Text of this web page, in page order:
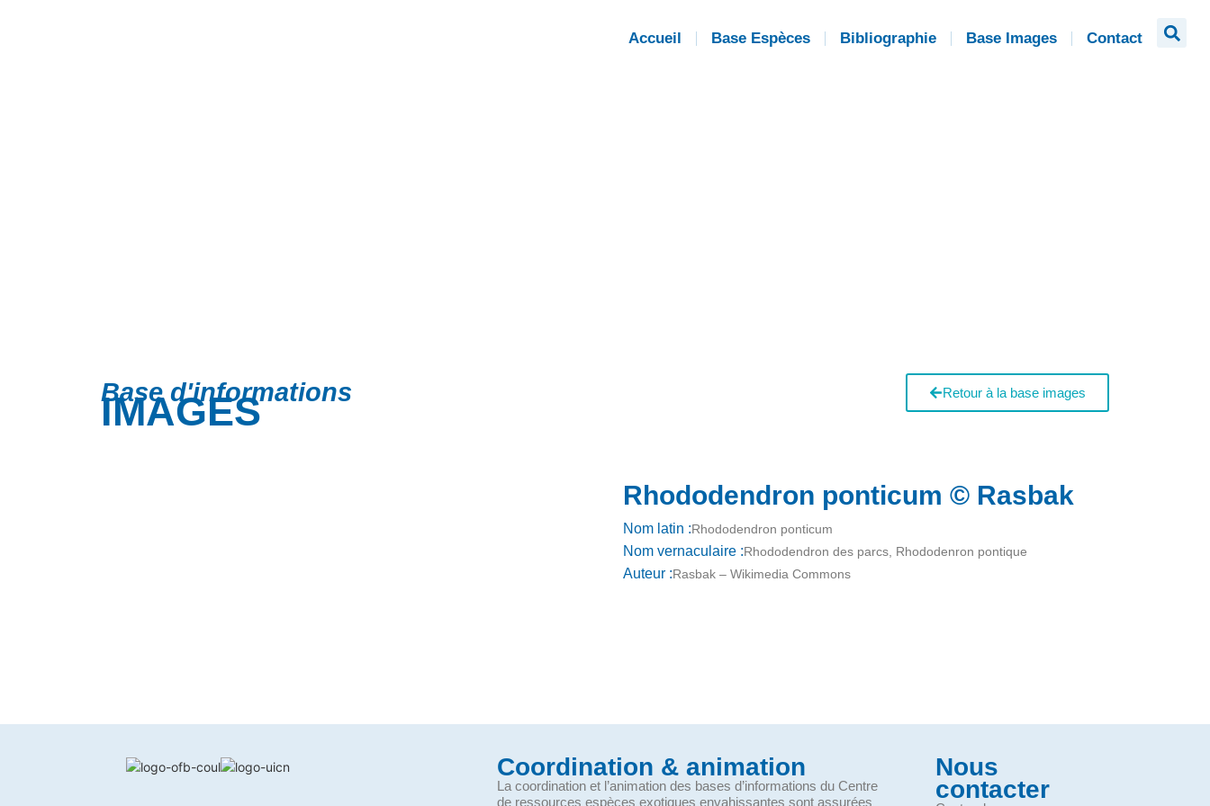
Accueil Base Espèces Bibliographie Base Images Contact
Base d'informations
IMAGES Retour à la base images
Rhododendron ponticum © Rasbak
Nom latin :Rhododendron ponticum
Nom vernaculaire :Rhododendron des parcs, Rhododenron pontique
Auteur :Rasbak – Wikimedia Commons
Coordination & animation
La coordination et l’animation des bases d’informations du Centre
de ressources espèces exotiques envahissantes sont assurées
Nous
contacter